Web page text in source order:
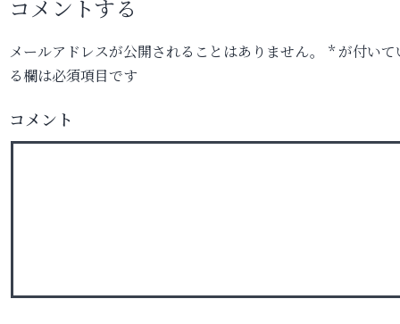
コメントする
メールアドレスが公開されることはありません。 *が付いて
る欄は必須項目です
コメント